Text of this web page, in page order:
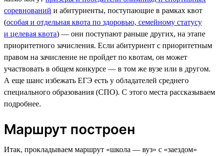
соревнований и абитуриенты, поступающие в рамках квот
(особая и отдельная квота по здоровью, семейному статусу
и целевая квота) — они поступают раньше других, на этапе
приоритетного зачисления. Если абитуриент с приоритетным
правом на зачисление не пройдет по квотам, он может
участвовать в общем конкурсе — в том же вузе или в другом.
А еще шанс избежать ЕГЭ есть у обладателей среднего
специального образования (СПО). С этого места рассказываем
подробнее.
Маршрут построен
Итак, прокладываем маршрут «школа — вуз» с «заездом»